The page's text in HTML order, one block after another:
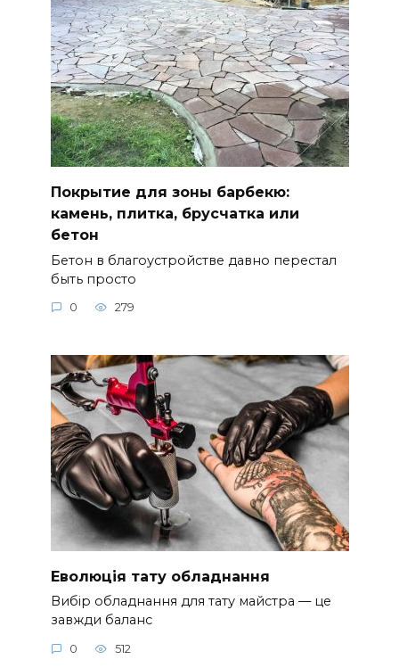
Покрытие для зоны барбекю:
камень, плитка, брусчатка или
бетон
Бетон в благоустройстве давно перестал
быть просто
0 279
Еволюція тату обладнання
Вибір обладнання для тату майстра — це
завжди баланс
0 512